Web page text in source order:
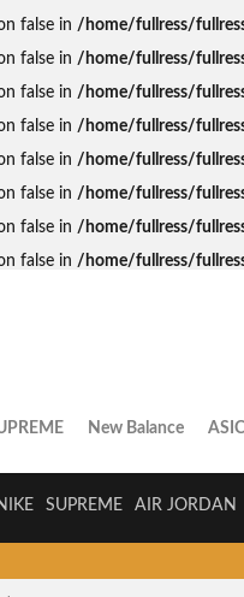
false in /home/fullress/
false in /home/fullress/
false in /home/fullress/
false in /home/fullress/
false in /home/fullress/
false in /home/fullress/
false in /home/fullress/
false in /home/fullress/
New Balance
SUPREME AIR JORDAN